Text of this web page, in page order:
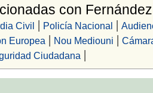
con
Civil | Policía Nacional |
Europea | Nou Mediouni |
Ciudadana |